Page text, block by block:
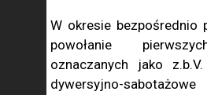
W okresie bezpośrednio
powołanie
oznaczanych jako
dywersyjno-